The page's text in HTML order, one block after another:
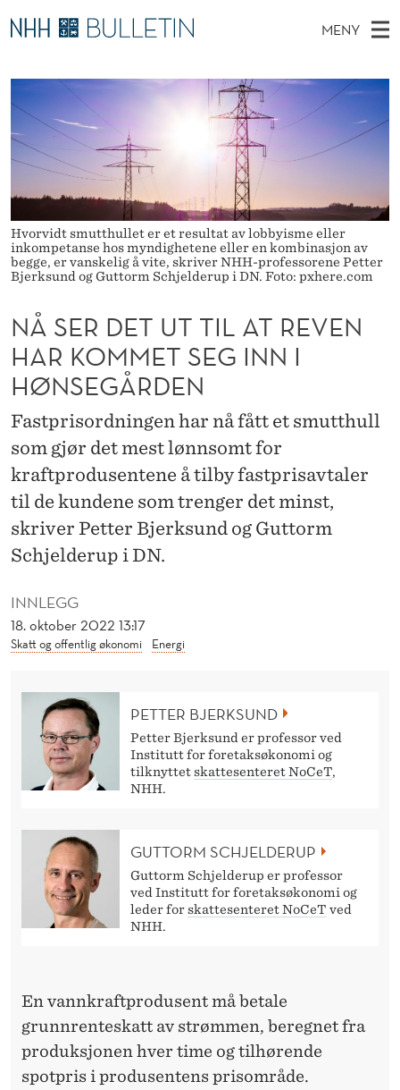
N
Å
S
E
R
E
T
U
T
T
L
A
T
R
E
E
N
MENY
O
V
E
D
M
E
N
Y
Ø
I
E
T
E
T
Stipendiater og nye forskerprofiler
Disputaser
Ekspertutvalg
Om Bulletin
Hvorvidt smutthullet er et resultat av lobbyisme eller
inkompetanse hos myndighetene eller en kombinasjon av
begge, er vanskelig å vite, skriver NHH-professorene Petter
Bjerksund og Guttorm Schjelderup i DN. Foto: pxhere.com
INNLEGG
18. oktober 2022 13:17
Skatt og offentlig økonomi Energi
NÅ SER DET UT TIL AT REVEN
HAR KOMMET SEG INN I
HØNSEGÅRDEN
Fastprisordningen har nå fått et smutthull
som gjør det mest lønnsomt for
kraftprodusentene å tilby fastprisavtaler
til de kundene som trenger det minst,
skriver Petter Bjerksund og Guttorm
Schjelderup i DN.
PETTER BJERKSUND
Petter Bjerksund er professor ved
Institutt for foretaksøkonomi og
tilknyttetskattesenteret NoCeT,
NHH.
GUTTORM SCHJELDERUP
Guttorm Schjelderup er professor
ved Institutt for foretaksøkonomi og
leder forskattesenteret NoCeT ved
NHH.
En vannkraftprodusent må betale
grunnrenteskatt av strømmen, beregnet fra
produksjonen hver time og tilhørende
spotpris i produsentens prisområde.